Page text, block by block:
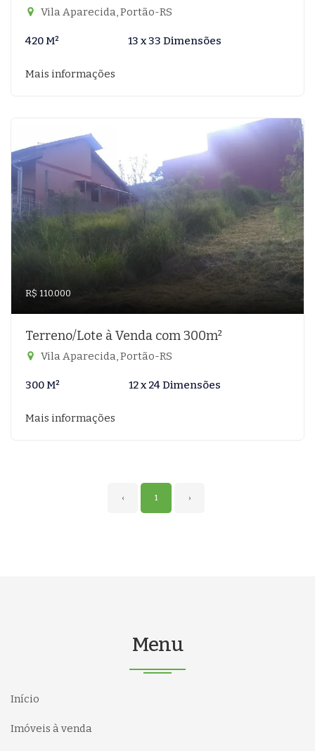
Vila Aparecida, Portão-RS
420 M² 13 x 33 Dimensões
Mais informações
R$ 110.000
Terreno/Lote à Venda com 300m²
Vila Aparecida, Portão-RS
300 M² 12 x 24 Dimensões
Mais informações
‹ 1 ›
Menu
Início
Imóveis à venda